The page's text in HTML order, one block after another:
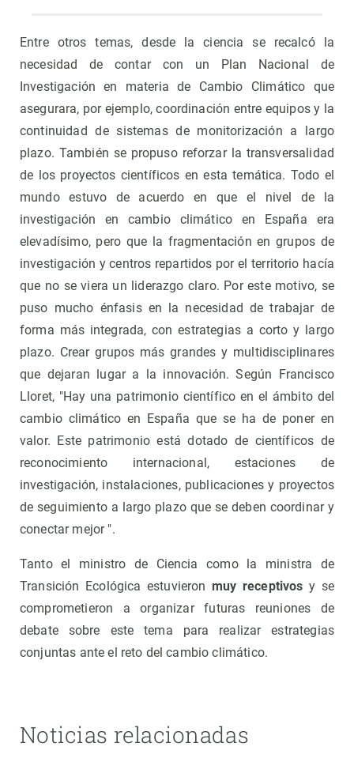
Entre otros temas, desde la ciencia se recalcó la
necesidad de contar con un Plan Nacional de
Investigación en materia de Cambio Climático que
asegurara, por ejemplo, coordinación entre equipos y la
continuidad de sistemas de monitorización a largo
plazo. También se propuso reforzar la transversalidad
de los proyectos científicos en esta temática. Todo el
mundo estuvo de acuerdo en que el nivel de la
investigación en cambio climático en España era
elevadísimo, pero que la fragmentación en grupos de
investigación y centros repartidos por el territorio hacía
que no se viera un liderazgo claro. Por este motivo, se
puso mucho énfasis en la necesidad de trabajar de
forma más integrada, con estrategias a corto y largo
plazo. Crear grupos más grandes y multidisciplinares
que dejaran lugar a la innovación. Según Francisco
Lloret, "Hay una patrimonio científico en el ámbito del
cambio climático en España que se ha de poner en
valor. Este patrimonio está dotado de científicos de
reconocimiento internacional, estaciones de
investigación, instalaciones, publicaciones y proyectos
de seguimiento a largo plazo que se deben coordinar y
conectar mejor ".
Tanto el ministro de Ciencia como la ministra de
Transición Ecológica estuvieronmuy receptivos y se
comprometieron a organizar futuras reuniones de
debate sobre este tema para realizar estrategias
conjuntas ante el reto del cambio climático.
Noticias relacionadas